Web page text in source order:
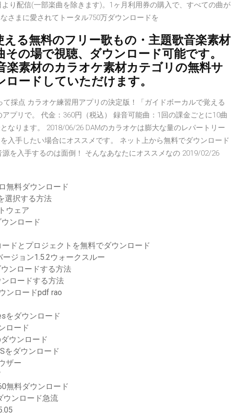
より配信(一部楽曲を除きます)。1ヶ月利用券の購入で、すべての曲が
さまに愛されてトータル750万ダウンロードを
る無料のフリー歌もの・主題歌音楽素材
の場で視聴、ダウンロード可能です。
楽素材のカラオケ素材カテゴリの無料サ
ードしていただけます。
採点 カラオケ練習用アプリの決定版！「ガイドボーカルで覚える
プリで。 代金：360円（税込） 録音可能曲：1回の課金ごとに10曲
なります。 2018/06/26 DAMのカラオケは膨大な量のレパートリー
入手したい場合にオススメです。 ネット上から無料でダウンロード
を入手するのは面倒！ そんなあなたにオススメなの 2019/02/26
無料ダウンロード
選択する方法
ウェア
ンロード
ドとプロジェクトを無料でダウンロード
ジョン1.5.2ウォークスルー
ンロードする方法
ロードする方法
ンロードpdf rao
をダウンロード
ロード
ウンロード
をダウンロード
ザー
無料ダウンロード
ウンロード急流